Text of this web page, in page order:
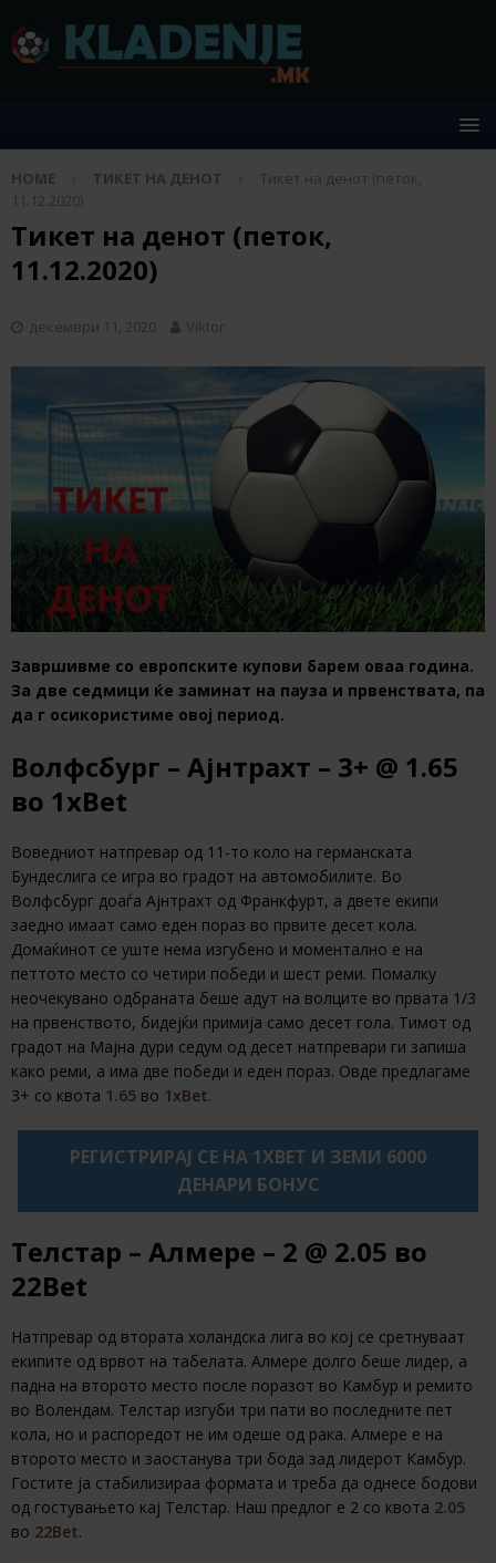
HOME ТИКЕТ НА ДЕНОТ
Тикет на денот (петок,
11.12.2020)
Тикет на денот (петок,
11.12.2020)
декември 11, 2020 Viktor
Завршивме со европските купови барем оваа година.
За две седмици ќе заминат на пауза и првенствата, па
да г осикористиме овој период.
Волфсбург – Ајнтрахт – 3+ @ 1.65
во 1xBet
Воведниот натпревар од 11-то коло на германската
Бундеслига се игра во градот на автомобилите. Во
Волфсбург доаѓа Ајнтрахт од Франкфурт, а двете екипи
заедно имаат само еден пораз во првите десет кола.
Домаќинот се уште нема изгубено и моментално е на
петтото место со четири победи и шест реми. Помалку
неочекувано одбраната беше адут на волците во првата 1/3
на првенството, бидејќи примија само десет гола. Тимот од
градот на Мајна дури седум од десет натпревари ги запиша
како реми, а има две победи и еден пораз. Овде предлагаме
3+ со квота 1.65 во 1xBet.
РЕГИСТРИРАЈ СЕ НА 1XBET И ЗЕМИ 6000
ДЕНАРИ БОНУС
Телстар – Алмере – 2 @ 2.05 во
22Bet
Натпревар од втората холандска лига во кој се сретнуваат
екипите од врвот на табелата. Алмере долго беше лидер, а
падна на второто место после поразот во Камбур и ремито
во Волендам. Телстар изгуби три пати во последните пет
кола, но и распоредот не им одеше од рака. Алмере е на
второто место и заостанува три бода зад лидерот Камбур.
Гостите ја стабилизираа формата и треба да однесе бодови
од гостувањето кај Телстар. Наш предлог е 2 со квота 2.05
во 22Bet.